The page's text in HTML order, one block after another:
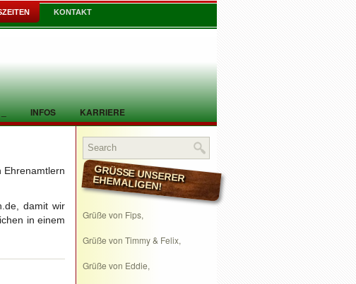
KONTAKT
_ INFOS KARRIERE
Ehrenamtlern
damit wir
in einem
GRÜSSE UNSERER EHEMALIGEN!
Grüße von Fips,
Grüße von Timmy & Felix,
Grüße von Eddie,